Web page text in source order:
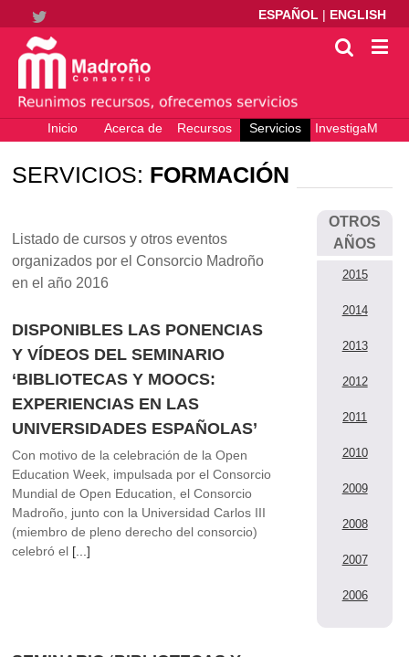
ESPAÑOL | ENGLISH
Twitter
Inicio Acerca de
Recursos
electrónicos
Servicios
InvestigaM
– Ciencia
SERVICIOS: FORMACIÓN
Listado de cursos y otros eventos
organizados por el Consorcio Madroño
en el año 2016
DISPONIBLES LAS PONENCIAS
Y VÍDEOS DEL SEMINARIO
‘BIBLIOTECAS Y MOOCS:
EXPERIENCIAS EN LAS
UNIVERSIDADES ESPAÑOLAS’
Con motivo de la celebración de la Open
Education Week, impulsada por el Consorcio
Mundial de Open Education, el Consorcio
Madroño, junto con la Universidad Carlos III
(miembro de pleno derecho del consorcio)
celebró el [...]
OTROS
AÑOS
2015
2014
2013
2012
2011
2010
2009
2008
2007
2006